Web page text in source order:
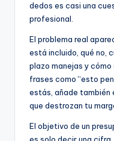
dedos es casi una
profesional.
El problema real
está incluido, qué no,
plazo manejas y
frases como “esto
estás, añade también
que destrozan tu
El objetivo de un